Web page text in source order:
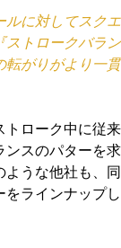
ルに対してスクエ
ストロークバラン
転がりがより一貫
トローク中に従来
ンスのパターを求
うな他社も、同
ラインナップし